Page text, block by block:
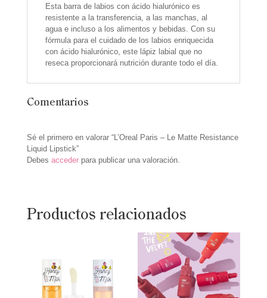
Esta barra de labios con ácido hialurónico es
resistente a la transferencia, a las manchas, al
agua e incluso a los alimentos y bebidas. Con su
fórmula para el cuidado de los labios enriquecida
con ácido hialurónico, este lápiz labial que no
reseca proporcionará nutrición durante todo el día.
Comentarios
Sé el primero en valorar “L’Oreal Paris – Le Matte Resistance
Liquid Lipstick”
Debes accederpara publicar una valoración.
Productos relacionados